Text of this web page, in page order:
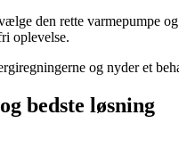
den rette varmepumpe
oplevelse.
og nyder et
bedste løsning